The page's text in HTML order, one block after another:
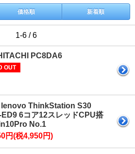
価格順 新着順
1-6 / 6
PC8DA6
OUT
lenovo ThinkStation S30
6コア12スレッドCPU搭
No.1
円(税4,950円)